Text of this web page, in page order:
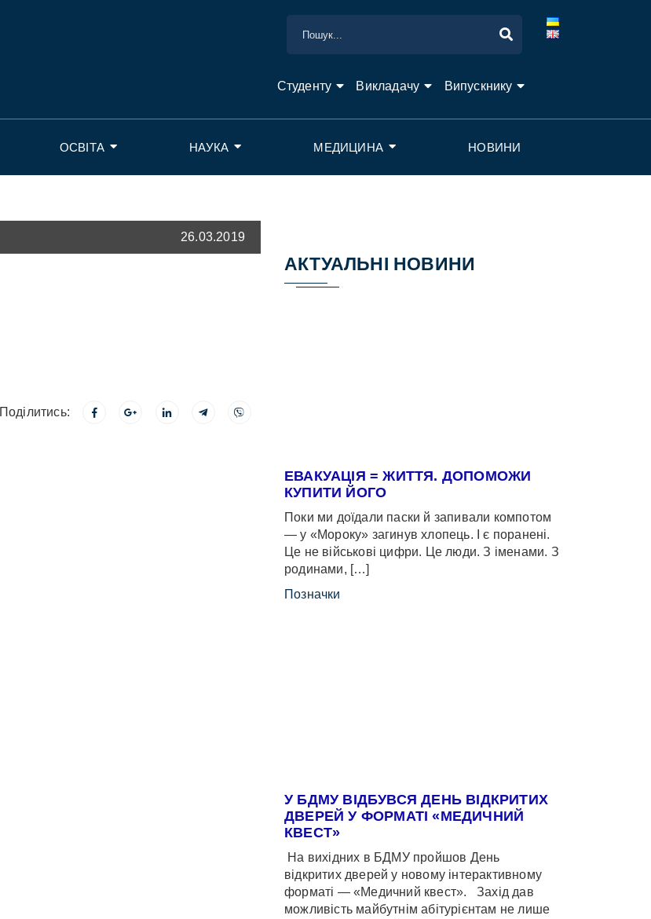
Студенту Викладачу Випускнику
ОСВІТА НАУКА МЕДИЦИНА НОВИНИ
26.03.2019
Поділитись:
АКТУАЛЬНІ НОВИНИ
ЕВАКУАЦІЯ = ЖИТТЯ. ДОПОМОЖИ
КУПИТИ ЙОГО
Поки ми доїдали паски й запивали компотом
— у «Мороку» загинув хлопець. І є поранені.
Це не військові цифри. Це люди. З іменами. З
родинами, […]
Позначки
У БДМУ ВІДБУВСЯ ДЕНЬ ВІДКРИТИХ
ДВЕРЕЙ У ФОРМАТІ «МЕДИЧНИЙ
КВЕСТ»
На вихідних в БДМУ пройшов День
відкритих дверей у новому інтерактивному
форматі — «Медичний квест». Захід дав
можливість майбутнім абітурієнтам не лише